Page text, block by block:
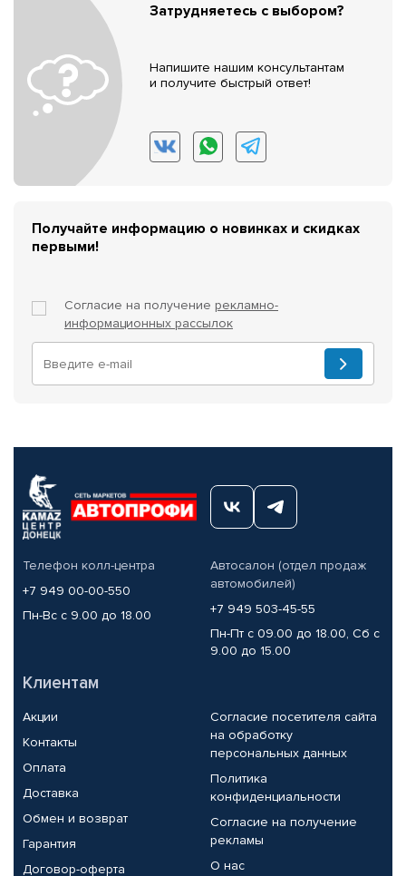
Затрудняетесь с выбором?
Напишите нашим консультантам
и получите быстрый ответ!
Получайте информацию о новинках и скидках
первыми!
Согласие на получение рекламно-
информационных рассылок
Телефон колл-центра
+7 949 00-00-550
Пн-Вс с 9.00 до 18.00
Автосалон (отдел продаж
автомобилей)
+7 949 503-45-55
Пн-Пт с 09.00 до 18.00, Сб с
9.00 до 15.00
Клиентам
Акции
Контакты
Оплата
Доставка
Обмен и возврат
Гарантия
Договор-оферта
Согласие посетителя сайта
на обработку
персональных данных
Политика
конфиденциальности
Согласие на получение
рекламы
О нас